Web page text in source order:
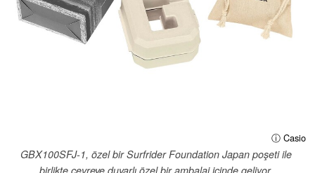
ⓘ Casio
GBX100SFJ-1, özel bir Surfrider Foundation Japan poşeti ile
birlikte çevreye duyarlı özel bir ambalaj içinde geliyor.